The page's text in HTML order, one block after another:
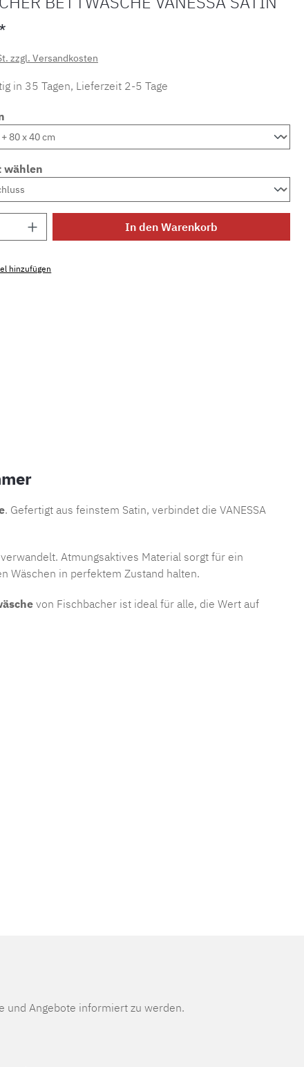
zzgl. Versandkosten
in 35 Tagen, Lieferzeit 2-5 Tage
wählen
Gib den gewünschten Wert ein
In den Warenkorb
hinzufügen
. Gefertigt aus feinstem Satin, verbindet die VANESSA
Atmungsaktives Material sorgt für ein
Wäschen in perfektem Zustand halten.
von Fischbacher ist ideal für alle, die Wert auf
und Angebote informiert zu werden.